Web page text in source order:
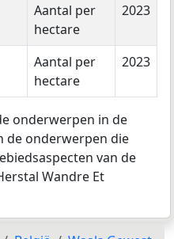
Aantal per
hectare
2023
Aantal per
hectare
2023
onderwerpen in de
de onderwerpen die
van de
Wandre Et